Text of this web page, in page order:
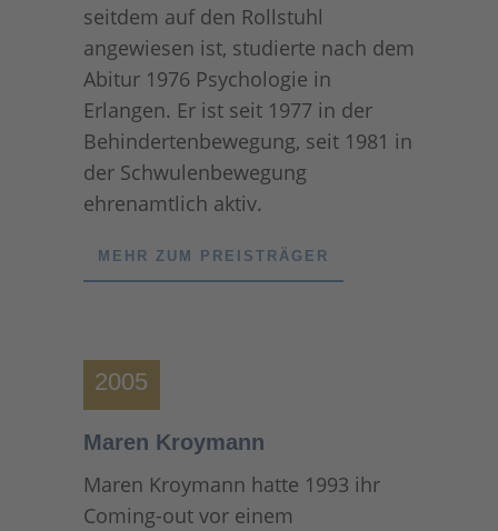
seitdem auf den Rollstuhl
angewiesen ist, studierte nach dem
Abitur 1976 Psychologie in
Erlangen. Er ist seit 1977 in der
Behindertenbewegung, seit 1981 in
der Schwulenbewegung
ehrenamtlich aktiv.
MEHR ZUM PREISTRÄGER
2005
Maren Kroymann
Maren Kroymann hatte 1993 ihr
Coming-out vor einem